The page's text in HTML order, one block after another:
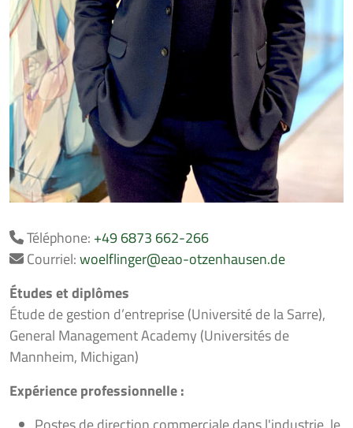
Téléphone: +49 6873 662-266
Courriel:woelflinger@eao-otzenhausen.de
Études et diplômes
Étude de gestion d’entreprise (Université de la Sarre),
General Management Academy (Universités de
Mannheim, Michigan)
Expérience professionnelle :